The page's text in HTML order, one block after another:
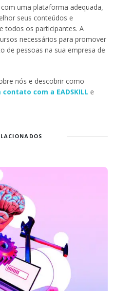
uma plataforma adequada,
seus conteúdos e
todos os participantes. A
necessários para promover
de pessoas na sua empresa de
nós e descobrir como
com a EADSKILL e